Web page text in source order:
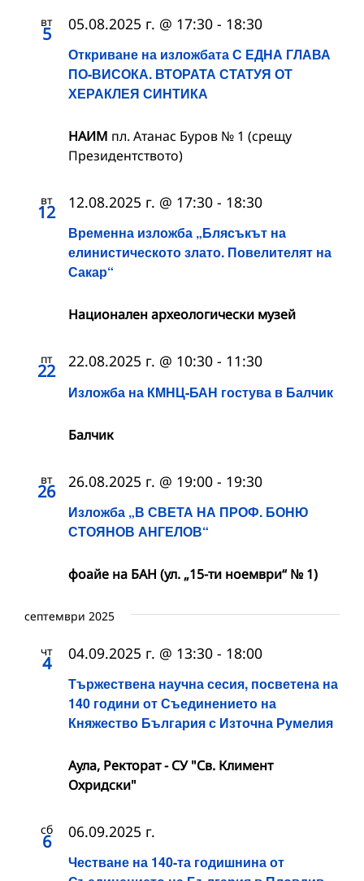
вт
5
Откриване на изложбата С ЕДНА ГЛАВА
ПО-ВИСОКА. ВТОРАТА СТАТУЯ ОТ
ХЕРАКЛЕЯ СИНТИКА
05.08.2025 г. @ 17:30 - 18:30
НАИМ пл. Атанас Буров № 1 (срещу
Президентството)
вт
12
Временна изложба „Блясъкът на
елинистическото злато. Повелителят на
Сакар“
12.08.2025 г. @ 17:30 - 18:30
Национален археологически музей
пт
22
Изложба на КМНЦ-БАН гостува в Балчик
22.08.2025 г. @ 10:30 - 11:30
Балчик
вт
26
Изложба „В СВЕТА НА ПРОФ. БОНЮ
СТОЯНОВ АНГЕЛОВ“
26.08.2025 г. @ 19:00 - 19:30
фоайе на БАН (ул. „15-ти ноември“ № 1)
септември 2025
чт
4
Тържествена научна сесия, посветена на
140 години от Съединението на
Княжество България с Източна Румелия
04.09.2025 г. @ 13:30 - 18:00
Аула, Ректорат - СУ "Св. Климент
Охридски"
сб
6
Честване на 140-та годишнина от
06.09.2025 г.